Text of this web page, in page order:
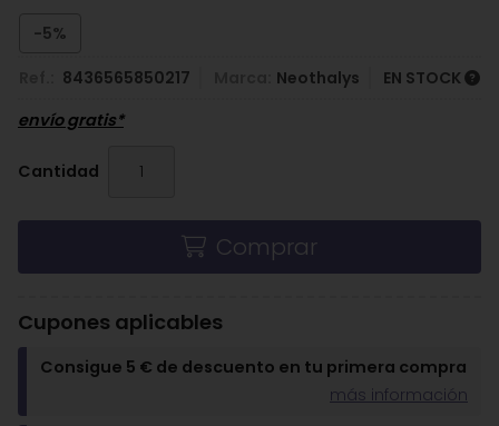
-5%
8436565850217 Neothalys
EN STOCK
envío gratis*
Cantidad
Comprar
Cupones aplicables
Consigue 5 € de descuento en tu primera compra
más información